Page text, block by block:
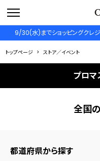
9/30(水)までショッピングクレ
トップページ ストア／イベント
プロ
全国
都道府県から探す